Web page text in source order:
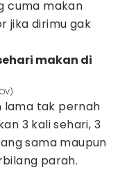
cuma makan
jika dirimu gak
makan di
lama tak pernah
3 kali sehari, 3
sama maupun
parah.